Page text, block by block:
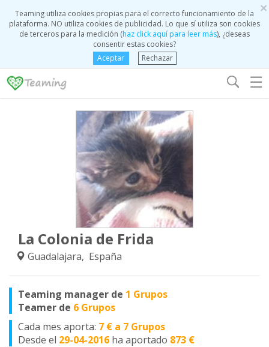
×
Teaming utiliza cookies propias para el correcto funcionamiento de la
plataforma. NO utiliza cookies de publicidad. Lo que sí utiliza son cookies
de terceros para la medición (haz click aquí para leer más), ¿deseas
consentir estas cookies?
Aceptar
Rechazar
☰
La Colonia de Frida
Guadalajara, España
Teaming manager de 1 Grupos
Teamer de 6 Grupos
Cada mes aporta: 7 € a 7 Grupos
Desde el 29-04-2016 ha aportado 873 €